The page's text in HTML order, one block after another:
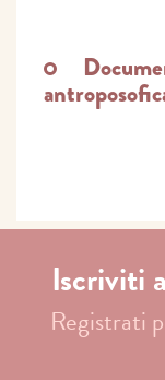
Iscriviti
Registrati